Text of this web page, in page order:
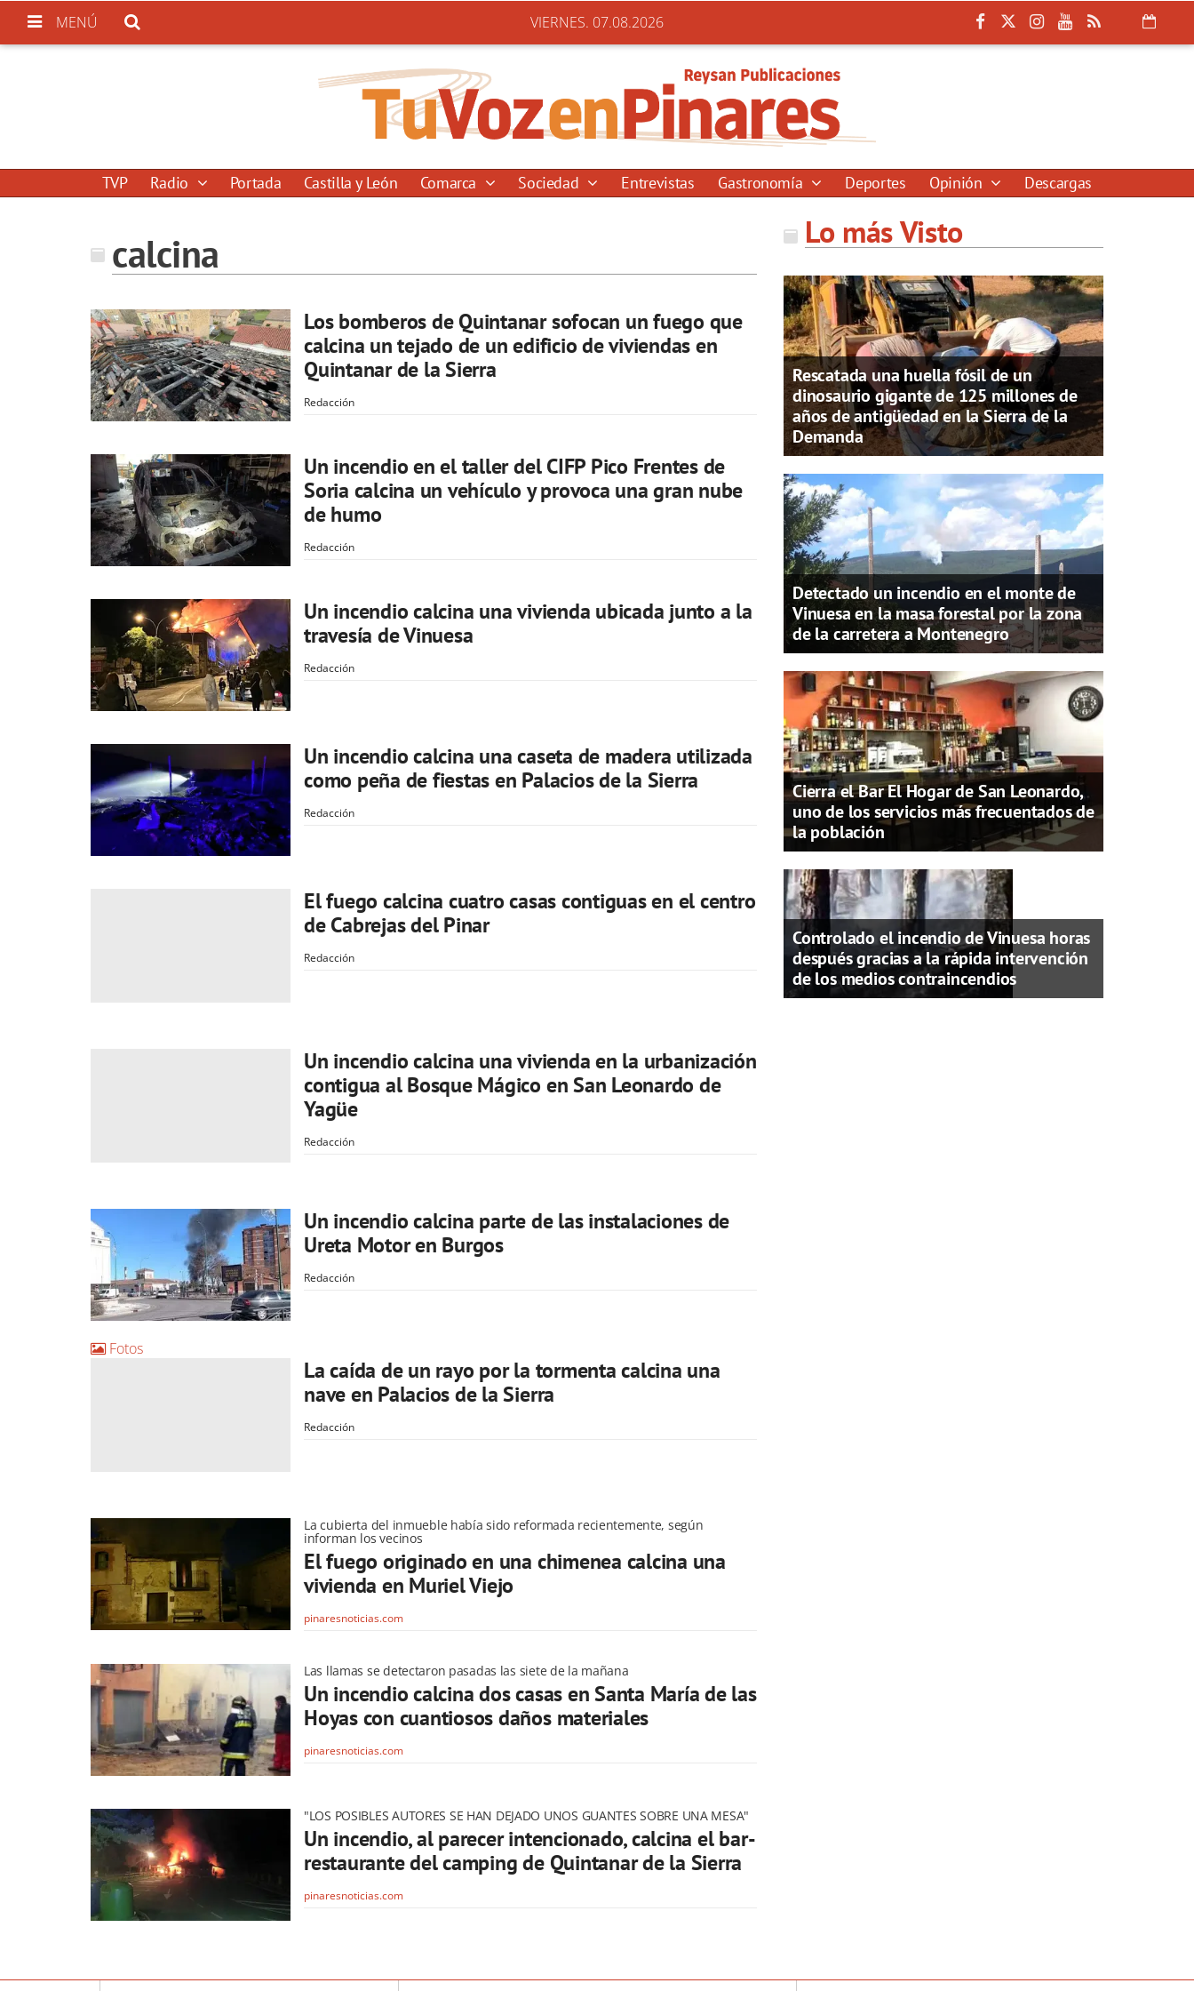
MENÚ VIERNES. 07.08.2026
TVP Radio Portada Castilla y León Comarca Sociedad Entrevistas Gastronomía Deportes Opinión Descargas
calcina
Los bomberos de Quintanar sofocan un fuego que
calcina un tejado de un edificio de viviendas en
Quintanar de la Sierra
Redacción
Un incendio en el taller del CIFP Pico Frentes de
Soria calcina un vehículo y provoca una gran nube
de humo
Redacción
Un incendio calcina una vivienda ubicada junto a la
travesía de Vinuesa
Redacción
Un incendio calcina una caseta de madera utilizada
como peña de fiestas en Palacios de la Sierra
Redacción
El fuego calcina cuatro casas contiguas en el centro
de Cabrejas del Pinar
Redacción
Un incendio calcina una vivienda en la urbanización
contigua al Bosque Mágico en San Leonardo de
Yagüe
Redacción
Un incendio calcina parte de las instalaciones de
Ureta Motor en Burgos
Redacción
Fotos
La caída de un rayo por la tormenta calcina una
nave en Palacios de la Sierra
Redacción
La cubierta del inmueble había sido reformada recientemente, según
informan los vecinos
El fuego originado en una chimenea calcina una
vivienda en Muriel Viejo
pinaresnoticias.com
Las llamas se detectaron pasadas las siete de la mañana
Un incendio calcina dos casas en Santa María de las
Hoyas con cuantiosos daños materiales
pinaresnoticias.com
"LOS POSIBLES AUTORES SE HAN DEJADO UNOS GUANTES SOBRE UNA MESA"
Un incendio, al parecer intencionado, calcina el bar-
restaurante del camping de Quintanar de la Sierra
pinaresnoticias.com
Lo más Visto
Rescatada una huella fósil de un
dinosaurio gigante de 125 millones de
años de antigüedad en la Sierra de la
Demanda
Detectado un incendio en el monte de
Vinuesa en la masa forestal por la zona
de la carretera a Montenegro
Cierra el Bar El Hogar de San Leonardo,
uno de los servicios más frecuentados de
la población
Controlado el incendio de Vinuesa horas
después gracias a la rápida intervención
de los medios contraincendios